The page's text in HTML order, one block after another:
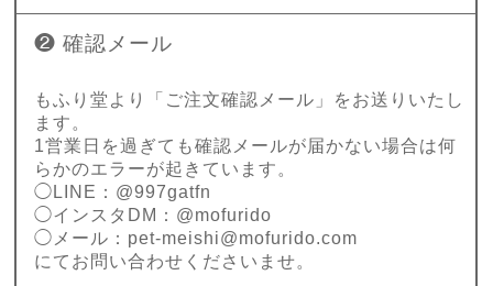
❷ 確認メール
もふり堂より「ご注文確認メール」をお送りいたし
ます。
1営業日を過ぎても確認メールが届かない場合は何
らかのエラーが起きています。
◯LINE：@997gatfn
◯インスタDM：@mofurido
◯メール： pet-meishi@mofurido.com
にてお問い合わせくださいませ。